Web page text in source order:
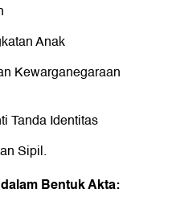
Anak
Kewarganegaraan
Tanda Identitas
Sipil.
Bentuk Akta: